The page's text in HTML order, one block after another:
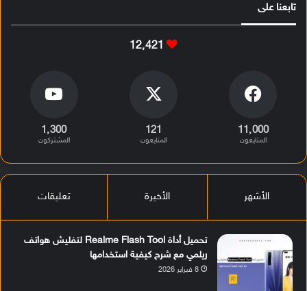
تابعنا على
12٬421
11٬000
المتابعون
121
المتابعون
1٬300
المشتركون
الأشهر الأخيرة تعليقات
تحميل أداة Realme Flash Tool لتفليش هواتف
ريلمي مع شرح كيفية استخدامها
8 فبراير 2026